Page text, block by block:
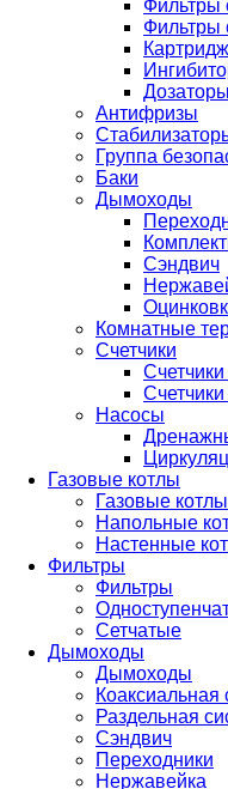
Фильтры
Фильтры
Дозаторы
Антифризы
Группа
Баки
Дымоходы
Сэндвич
Комнатные
Счетчики
Счетчики
Насосы
Газовые котлы
Газовые котлы
Напольные
Настенные
Фильтры
Фильтры
Сетчатые
Дымоходы
Дымоходы
Раздельная
Сэндвич
Переходники
Нержавейка